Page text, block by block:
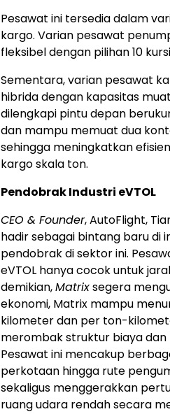
Pesawat ini tersedia dalam
kargo. Varian pesawat
fleksibel dengan pilihan 10
Sementara, varian pesawat
hibrida dengan kapasitas
dilengkapi pintu depan
dan mampu memuat dua
sehingga meningkatkan
kargo skala ton.
Pendobrak Industri eVTOL
CEO & Founder, AutoFlight,
hadir sebagai bintang baru di
pendobrak di sektor ini.
eVTOL hanya cocok untuk
demikian,Matrixsegera
ekonomi, Matrix mampu
kilometer dan per ton-
merombak struktur biaya
Pesawat ini mencakup
perkotaan hingga rute
sekaligus menggerakkan
ruang udara rendah secara